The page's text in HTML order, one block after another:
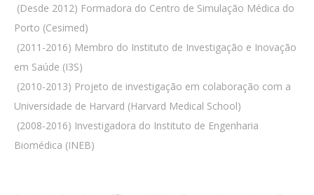
 (Desde 2012) Formadora do Centro de Simulação Médica do
Porto (Cesimed)
 (2011-2016) Membro do Instituto de Investigação e Inovação
em Saúde (I3S)
 (2010-2013) Projeto de investigação em colaboração com a
Universidade de Harvard (Harvard Medical School)
 (2008-2016) Investigadora do Instituto de Engenharia
Biomédica (INEB)